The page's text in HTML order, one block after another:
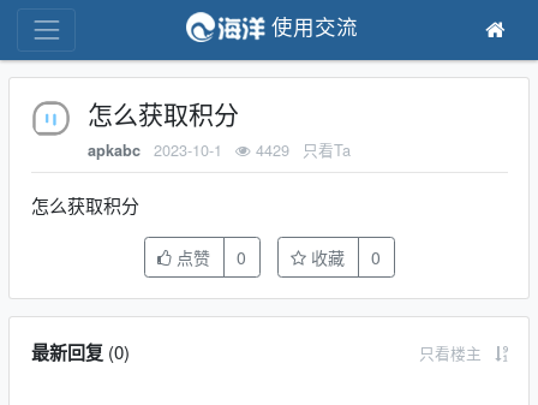
使用交流
怎么获取积分
apkabc 2023-10-1 4429 只看Ta
怎么获取积分
点赞 0 收藏 0
最新回复(0) 只看楼主